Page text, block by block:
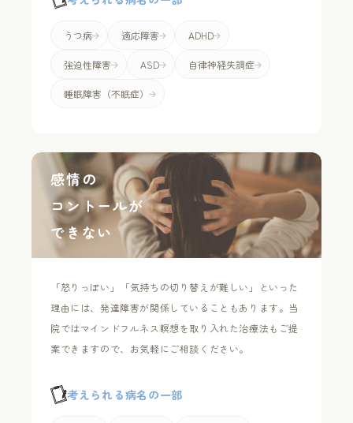
うつ病 適応障害 ADHD
強迫性障害 ASD 自律神経失調症
睡眠障害（不眠症）
「怒りっぽい」「気持ちの切り替えが難しい」といった
理由には、発達障害が関係していることもあります。当
院ではマインドフルネス瞑想を取り入れた治療法もご提
案できますので、お気軽にご相談ください。
考えられる病名の一部
感情の
コントールが
できない